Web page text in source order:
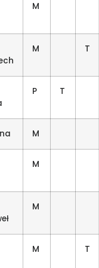
M
M T
P T
M
M
M
M T